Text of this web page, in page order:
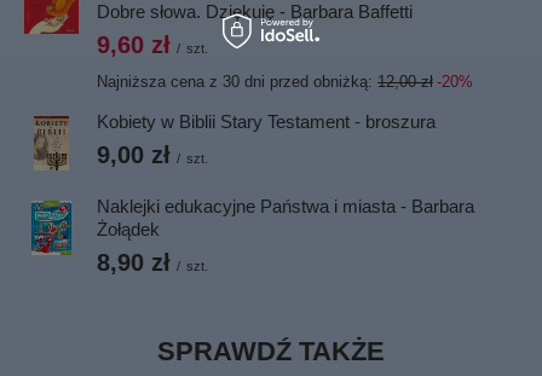
Dobre słowa. Dziękuję - Barbara Baffetti
9,60 zł / szt.
Najniższa cena z 30 dni przed obniżką: 12,00 zł -20%
Kobiety w Biblii Stary Testament - broszura
9,00 zł / szt.
Naklejki edukacyjne Państwa i miasta - Barbara
Żołądek
8,90 zł / szt.
SPRAWDŹ TAKŻE